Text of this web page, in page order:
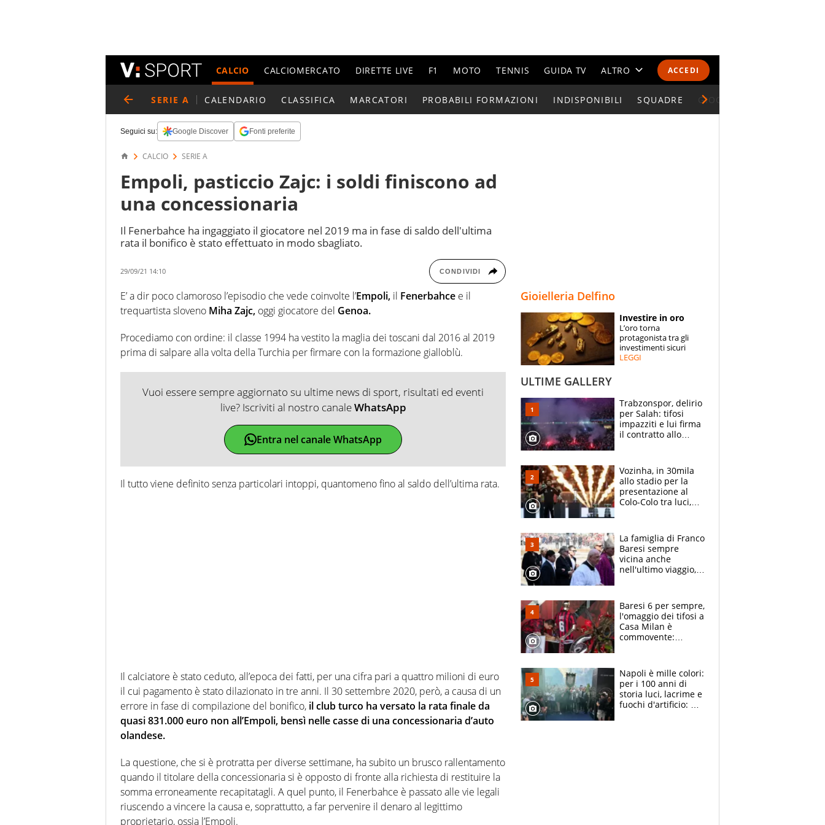
ACCEDI
CALCIO CALCIOMERCATO DIRETTE LIVE F1 MOTO TENNIS GUIDA TV ALTRO
CALENDARI E CLASSIFICHE
ESPERTI
CONTATTI
SERIE A CALENDARIO CLASSIFICA MARCATORI PROBABILI FORMAZIONI INDISPONIBILI SQUADRE GIOCATORI SERIE A
Seguici su: Google Discover Fonti preferite
CALCIO SERIE A
Empoli, pasticcio Zajc: i soldi finiscono ad
una concessionaria
Il Fenerbahce ha ingaggiato il giocatore nel 2019 ma in fase di saldo dell'ultima
rata il bonifico è stato effettuato in modo sbagliato.
29/09/21 14:10 CONDIVIDI
E’ a dir poco clamoroso l’episodio che vede coinvolte l’Empoli, il Fenerbahce e il
trequartista sloveno Miha Zajc, oggi giocatore del Genoa.
Procediamo con ordine: il classe 1994 ha vestito la maglia dei toscani dal 2016 al 2019
prima di salpare alla volta della Turchia per firmare con la formazione gialloblù.
Vuoi essere sempre aggiornato su ultime news di sport, risultati ed eventi
live? Iscriviti al nostro canaleWhatsApp
Entra nel canale WhatsApp
Il tutto viene definito senza particolari intoppi, quantomeno fino al saldo dell’ultima rata.
Il calciatore è stato ceduto, all’epoca dei fatti, per una cifra pari a quattro milioni di euro
il cui pagamento è stato dilazionato in tre anni. Il 30 settembre 2020, però, a causa di un
errore in fase di compilazione del bonifico, il club turco ha versato la rata finale da
quasi 831.000 euro non all’Empoli, bensì nelle casse di una concessionaria d’auto
olandese.
La questione, che si è protratta per diverse settimane, ha subito un brusco rallentamento
quando il titolare della concessionaria si è opposto di fronte alla richiesta di restituire la
somma erroneamente recapitatagli. A quel punto, il Fenerbahce è passato alle vie legali
riuscendo a vincere la causa e, soprattutto, a far pervenire il denaro al legittimo
proprietario, ossia l’Empoli.
Gioielleria Delfino
Investire in oro
L’oro torna
protagonista tra gli
investimenti sicuri
LEGGI
ULTIME GALLERY
Trabzonspor, delirio
per Salah: tifosi
impazziti e lui firma
il contratto allo
Vozinha, in 30mila
allo stadio per la
presentazione al
Colo-Colo tra luci,
La famiglia di Franco
Baresi sempre
vicina anche
nell'ultimo viaggio,
circondati
dall'affetto dei tifosi
Baresi 6 per sempre,
l'omaggio dei tifosi a
Casa Milan è
commovente:
bigliettini
Napoli è mille colori:
per i 100 anni di
storia luci, lacrime e
fuochi d'artificio: De